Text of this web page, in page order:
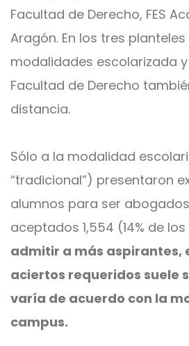
Facultad de Derecho, FES
Aragón. En los tres
modalidades escolarizada
Facultad de Derecho
distancia.
Sólo a la modalidad
“tradicional”) presentaron
alumnos para ser
aceptados 1,554 (14% de
admitir a más aspirantes,
aciertos requeridos suele
varía de acuerdo con la
campus.